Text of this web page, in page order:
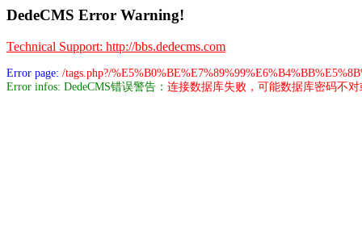
DedeCMS Error Warning!
Technical Support: http://bbs.dedecms.com
Error page: /tags.php?/
Error infos: DedeCMS错误警告： 连接数据库失败，可能数据库密码不